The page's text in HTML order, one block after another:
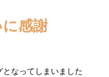
感謝
なってしまいました